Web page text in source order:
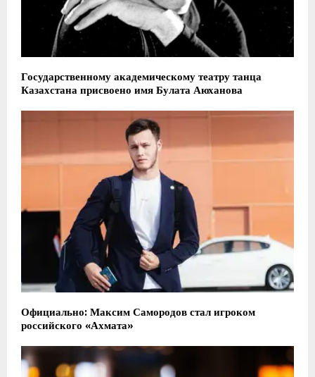
​Государственному академическому театру танца
Казахстана присвоено имя Булата Аюханова
Официально: Максим Самородов стал игроком
российского «Ахмата»